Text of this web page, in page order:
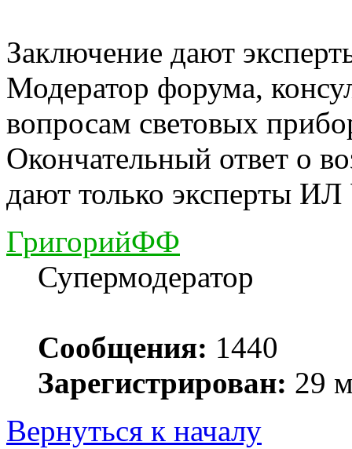
Заключение дают
Модератор форума,
вопросам световых
Окончательный ответ о
дают только эксперты ИЛ
ГригорийФФ
Супермодератор
Сообщения: 1440
Зарегистрирован: 29
Вернуться к началу